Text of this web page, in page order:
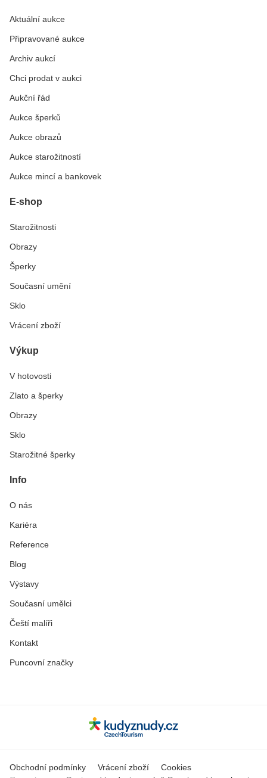
Aktuální aukce
Připravované aukce
Archiv aukcí
Chci prodat v aukci
Aukční řád
Aukce šperků
Aukce obrazů
Aukce starožitností
Aukce mincí a bankovek
E-shop
Starožitnosti
Obrazy
Šperky
Současní umění
Sklo
Vrácení zboží
Výkup
V hotovosti
Zlato a šperky
Obrazy
Sklo
Starožitné šperky
Info
O nás
Kariéra
Reference
Blog
Výstavy
Současní umělci
Čeští malíři
Kontakt
Puncovní značky
Obchodní podmínky Vrácení zboží
Cookies